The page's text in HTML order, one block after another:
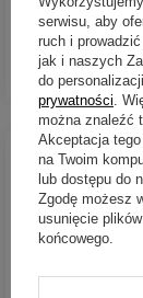
Ilość DO
serwisu, aby
ruch i prowadzić
jak i naszych
do
prywatności .
można znaleźć
Akceptacja
na Twoim
lub dostępu do
Zgodę możesz
usunięcie
końcowego.